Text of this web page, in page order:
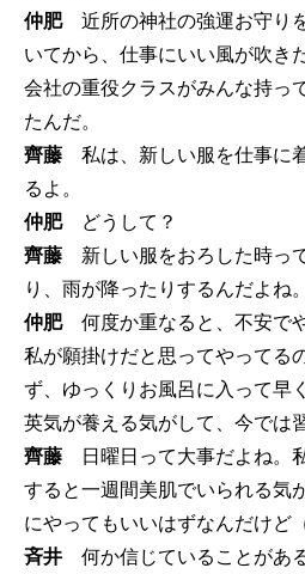
仲肥 近所の神社の強運お守り
いてから、仕事にいい風が吹
会社の重役クラスがみんな持っ
たんだ。
齊藤 私は、新しい服を仕事に
るよ。
仲肥
どうして？
齊藤 新しい服をおろした時っ
り、雨が降ったりするんだよね。
仲肥 何度か重なると、不安で
私が願掛けだと思ってやってる
ず、ゆっくりお風呂に入って早
英気が養える気がして、今では
齊藤
日曜日って大事だよね。
すると一週間美肌でいられる気
にやってもいいはずなんだけど
斉井 何か信じていることがあ